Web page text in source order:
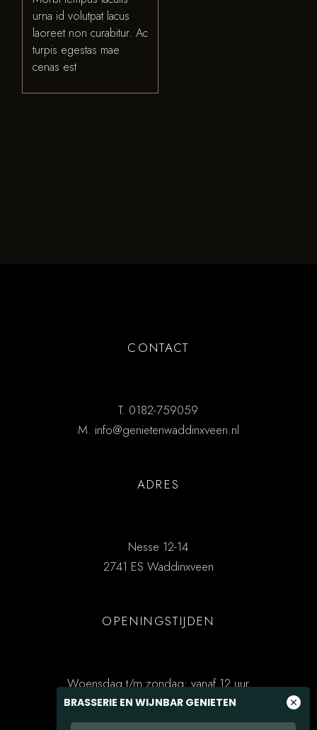
BRASSERIE EN WIJNBAR GENIETEN close
urna id volutpat lacus
laoreet non curabitur. Ac
turpis egestas mae
cenas est
CONTACT
T. 0182-759059
M. info@genietenwaddinxveen.nl
ADRES
Nesse 12-14
2741 ES Waddinxveen
OPENINGSTIJDEN
Woensdag t/m zondag: vanaf 12 uur